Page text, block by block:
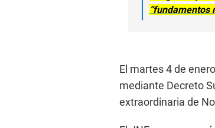
“fundamentos
El martes 4 de
mediante Decreto
extraordinaria de